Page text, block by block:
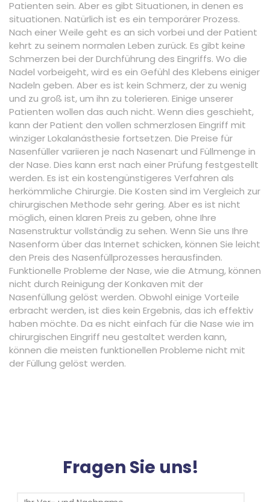
Patienten sein. Aber es gibt Situationen, in denen es
situationen. Natürlich ist es ein temporärer Prozess.
Nach einer Weile geht es an sich vorbei und der Patient
kehrt zu seinem normalen Leben zurück. Es gibt keine
Schmerzen bei der Durchführung des Eingriffs. Wo die
Nadel vorbeigeht, wird es ein Gefühl des Klebens einiger
Nadeln geben. Aber es ist kein Schmerz, der zu wenig
und zu groß ist, um ihn zu tolerieren. Einige unserer
Patienten wollen das auch nicht. Wenn dies geschieht,
kann der Patient den vollen schmerzlosen Eingriff mit
winziger Lokalanästhesie fortsetzen. Die Preise für
Nasenfüller variieren je nach Nasenart und Füllmenge in
der Nase. Dies kann erst nach einer Prüfung festgestellt
werden. Es ist ein kostengünstigeres Verfahren als
herkömmliche Chirurgie. Die Kosten sind im Vergleich zur
chirurgischen Methode sehr gering. Aber es ist nicht
möglich, einen klaren Preis zu geben, ohne Ihre
Nasenstruktur vollständig zu sehen. Wenn Sie uns Ihre
Nasenform über das Internet schicken, können Sie leicht
den Preis des Nasenfüllprozesses herausfinden.
Funktionelle Probleme der Nase, wie die Atmung, können
nicht durch Reinigung der Konkaven mit der
Nasenfüllung gelöst werden. Obwohl einige Vorteile
erbracht werden, ist dies kein Ergebnis, das ich effektiv
haben möchte. Da es nicht einfach für die Nase wie im
chirurgischen Eingriff neu gestaltet werden kann,
können die meisten funktionellen Probleme nicht mit
der Füllung gelöst werden.
Fragen Sie uns!